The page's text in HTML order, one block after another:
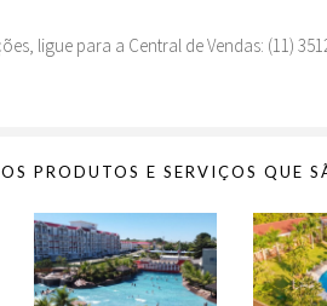
ligue para a Central de Vendas: (11)
PRODUTOS E SERVIÇOS QUE